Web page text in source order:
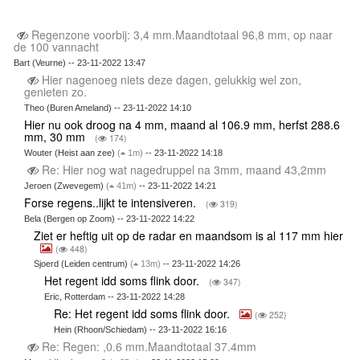
Regenzone voorbij: 3,4 mm.Maandtotaal 96,8 mm, op naar
de 100 vannacht
Bart (Veurne) -- 23-11-2022 13:47
Hier nagenoeg niets deze dagen, gelukkig wel zon,
genieten zo.
Theo (Buren Ameland) -- 23-11-2022 14:10
Hier nu ook droog na 4 mm, maand al 106.9 mm, herfst 288.6
mm, 30 mm ( 174)
Wouter (Heist aan zee) ( 1m) -- 23-11-2022 14:18
Re: Hier nog wat nagedruppel na 3mm, maand 43,2mm
Jeroen (Zwevegem) ( 41m) -- 23-11-2022 14:21
Forse regens..lijkt te intensiveren. ( 319)
Bela (Bergen op Zoom) -- 23-11-2022 14:22
Ziet er heftig uit op de radar en maandsom is al 117 mm hier
( 448)
Sjoerd (Leiden centrum)( 13m) -- 23-11-2022 14:26
Het regent idd soms flink door. ( 347)
Eric, Rotterdam -- 23-11-2022 14:28
Re: Het regent idd soms flink door. ( 252)
Hein (Rhoon/Schiedam) -- 23-11-2022 16:16
Re: Regen: ,0.6 mm.Maandtotaal 37.4mm